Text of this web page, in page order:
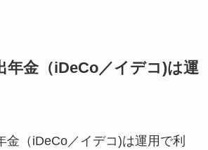
年金（iDeCo／イデコ)は運
金（iDeCo／イデコ)は運用で利